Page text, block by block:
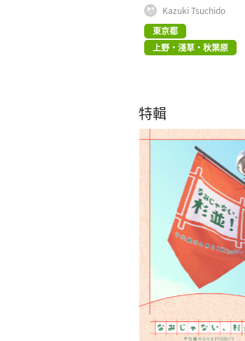
Kazuki Tsuchido
東京都
上野・淺草・秋葉原
特輯